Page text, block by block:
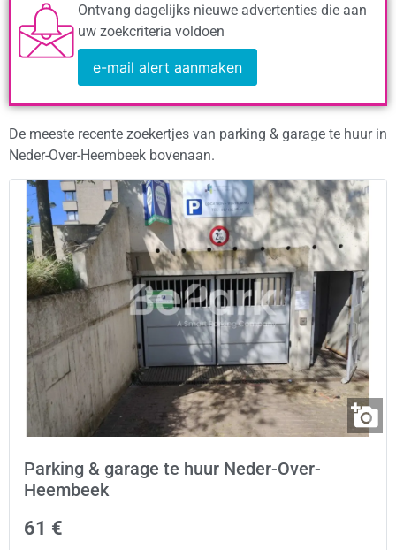
Ontvang dagelijks nieuwe advertenties die aan
uw zoekcriteria voldoen
e-mail alert aanmaken
De meeste recente zoekertjes van parking & garage te huur in
Neder-Over-Heembeek bovenaan.
Parking & garage te huur Neder-Over-
Heembeek
61 €